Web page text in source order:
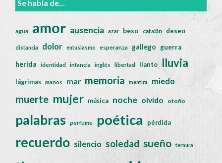
Se habla de...
agua amor ausencia azar beso catalán deseo
distancia dolor entusiasmo esperanza gallego guerra
herida identidad infancia inglés libertad llanto lluvia
lágrimas manos mar memoria mentira miedo
muerte mujer música noche olvido otoño
palabras perfume poética pérdida
recuerdo silencio soledad sueño ternura